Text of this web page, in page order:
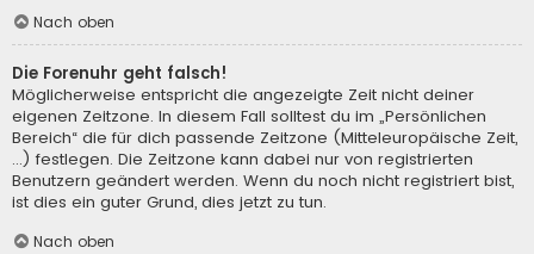
Nach oben
Die Forenuhr geht falsch!
Möglicherweise entspricht die angezeigte Zeit nicht deiner
eigenen Zeitzone. In diesem Fall solltest du im „Persönlichen
Bereich“ die für dich passende Zeitzone (Mitteleuropäische Zeit,
...) festlegen. Die Zeitzone kann dabei nur von registrierten
Benutzern geändert werden. Wenn du noch nicht registriert bist,
ist dies ein guter Grund, dies jetzt zu tun.
Nach oben